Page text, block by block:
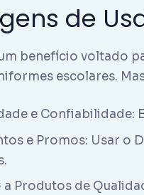
de
um benefício voltado
escolares.
e Confiabilidade:
e Promos: Usar o
a Produtos de